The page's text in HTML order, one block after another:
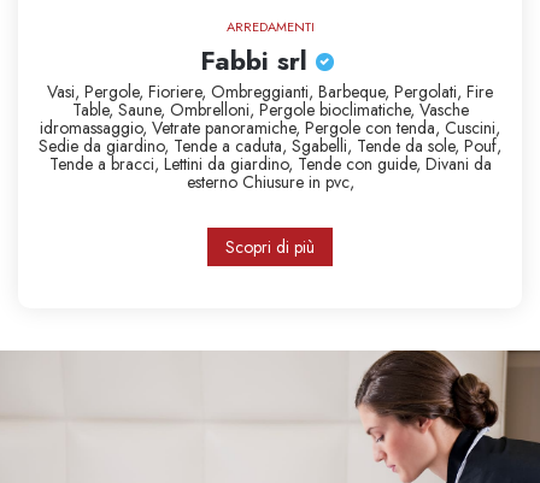
ARREDAMENTI
Fabbi srl
Vasi, Pergole, Fioriere, Ombreggianti, Barbeque, Pergolati, Fire
Table, Saune, Ombrelloni, Pergole bioclimatiche, Vasche
idromassaggio, Vetrate panoramiche, Pergole con tenda, Cuscini,
Sedie da giardino, Tende a caduta, Sgabelli, Tende da sole, Pouf,
Tende a bracci, Lettini da giardino, Tende con guide, Divani da
esterno Chiusure in pvc,
Scopri di più